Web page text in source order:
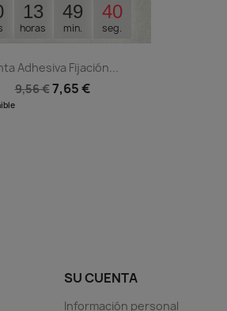
13
horas
49
min.
39
seg.
Adhesiva Fijación...
9,56 €7,65 €
SU CUENTA
Información personal